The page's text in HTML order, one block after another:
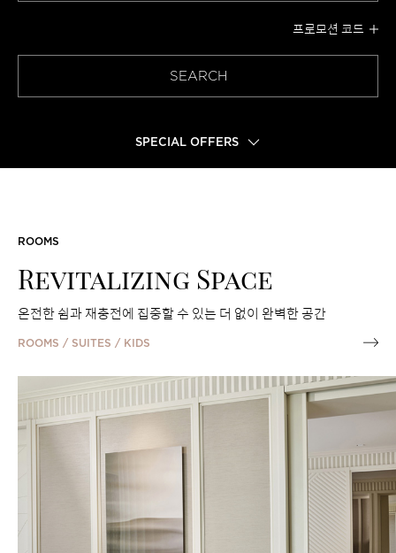
프로모션 코드
SEARCH
SPECIAL OFFERS
ROOMS
Revitalizing Space
온전한 쉼과 재충전에 집중할 수 있는 더 없이 완벽한 공간
ROOMS / SUITES / KIDS